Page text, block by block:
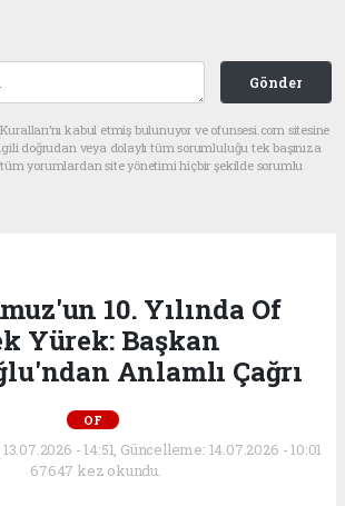
Gönder
kabul etmiş bulunuyor ve ofunsesi.com sitesine
doğrudan veya dolaylı tüm sorumluluğu tek başınıza
yorumlardan site yönetimi hiçbir şekilde sorumlu
10. Yılında Of
Yürek: Başkan
Anlamlı Çağrı
OF
- 14:51, Güncelleme: 14.07.2026 - 10:01
67647 kez okundu.